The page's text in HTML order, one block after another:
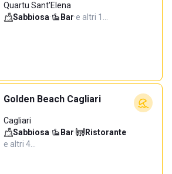
Quartu Sant'Elena
Sabbiosa· Bar·e altri 1…
Golden Beach Cagliari
Cagliari
Sabbiosa· Bar· Ristorante·
e altri 4…